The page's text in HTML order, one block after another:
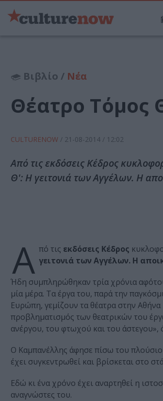
Βιβλίο / Νέα
Θέατρο Τόμος
CULTURENOW / 21-08-2014 / 12:02
Από τις εκδόσεις Κέδρος
Θ': Η γειτονιά των Αγγέλων. Η
Α πό τις εκδόσεις Κέδρος
γειτονιά των Αγγέλων. Η
Ήδη συμπληρώθηκαν τρία χρόνια
μία μέρα. Τα έργα του, παρά την
Ευρώπη, γεμίζουν τα θέατρα στην Αθήνα
προβληματισμός των θεατρικών του
ανέργου, του φτωχού και του άστεγου»,
Ο Καμπανέλλης άφησε πίσω του
έχει συγκεντρωθεί και βρίσκεται στο
Εδώ κι ένα χρόνο έχει αναρτηθεί η
αναγνώστες του.